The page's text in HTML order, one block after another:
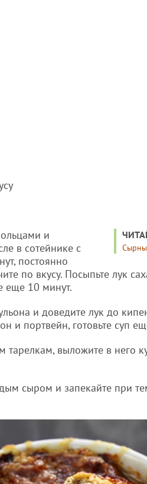
и
в сотейнике с
постоянно
по вкусу. Посыпьте лук
еще 10 минут.
и доведите лук до
и портвейн, готовьте суп
тарелкам, выложите в него
сыром и запекайте при